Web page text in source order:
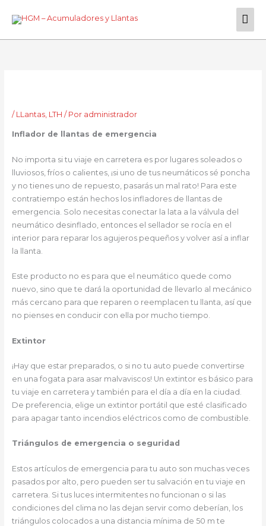
/ LLantas, LTH / Por administrador
Inflador de llantas de emergencia
No importa si tu viaje en carretera es por lugares soleados o
lluviosos, fríos o calientes, ¡si uno de tus neumáticos sé poncha
y no tienes uno de repuesto, pasarás un mal rato! Para este
contratiempo están hechos los infladores de llantas de
emergencia. Solo necesitas conectar la lata a la válvula del
neumático desinflado, entonces el sellador se rocía en el
interior para reparar los agujeros pequeños y volver así a inflar
la llanta.
Este producto no es para que el neumático quede como
nuevo, sino que te dará la oportunidad de llevarlo al mecánico
más cercano para que reparen o reemplacen tu llanta, así que
no pienses en conducir con ella por mucho tiempo.
Extintor
¡Hay que estar preparados, o si no tu auto puede convertirse
en una fogata para asar malvaviscos! Un extintor es básico para
tu viaje en carretera y también para el día a día en la ciudad.
De preferencia, elige un extintor portátil que esté clasificado
para apagar tanto incendios eléctricos como de combustible.
Triángulos de emergencia o seguridad
Estos artículos de emergencia para tu auto son muchas veces
pasados por alto, pero pueden ser tu salvación en tu viaje en
carretera. Si tus luces intermitentes no funcionan o si las
condiciones del clima no las dejan servir como deberían, los
triángulos colocados a una distancia mínima de 50 m te